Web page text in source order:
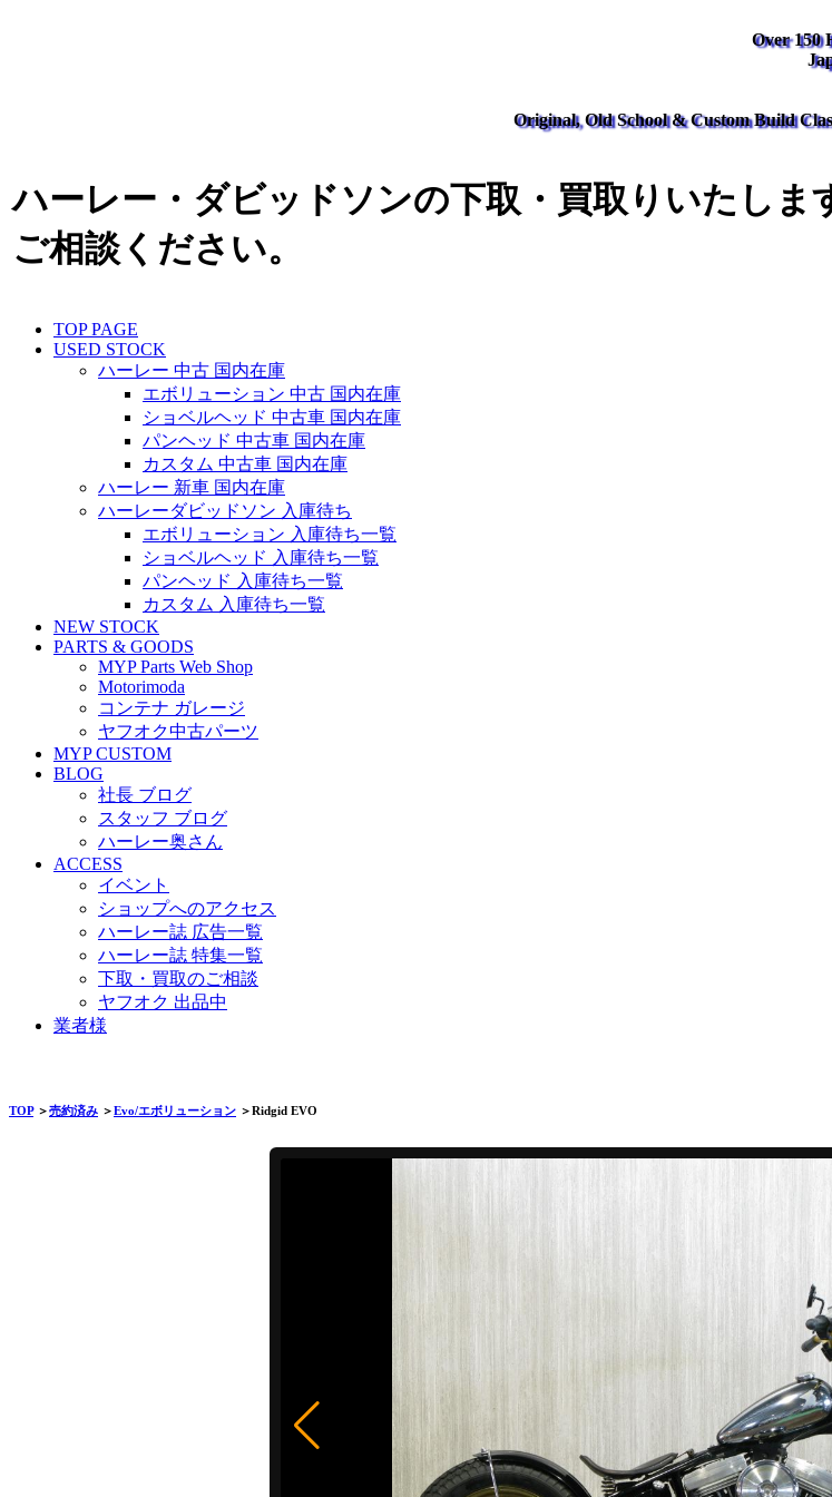
Over 150
Original, Old School & Custom Build
ハーレー・ダビッドソンの下取・買取りいたし
ご相談ください。
TOP PAGE
USED STOCK
ハーレー 中古 国内在庫
エボリューション 中古 国内在庫
ショベルヘッド 中古車 国内在庫
パンヘッド 中古車 国内在庫
カスタム 中古車 国内在庫
ハーレー 新車 国内在庫
ハーレーダビッドソン 入庫待ち
エボリューション 入庫待ち一覧
ショベルヘッド 入庫待ち一覧
パンヘッド 入庫待ち一覧
カスタム 入庫待ち一覧
NEW STOCK
PARTS & GOODS
MYP Parts Web Shop
Motorimoda
コンテナ ガレージ
ヤフオク中古パーツ
MYP CUSTOM
BLOG
社長 ブログ
スタッフ ブログ
ハーレー奥さん
ACCESS
イベント
ショップへのアクセス
ハーレー誌 広告一覧
ハーレー誌 特集一覧
下取・買取のご相談
ヤフオク 出品中
業者様
TOP＞売約済み ＞Evo/エボリューション ＞Ridgid EVO